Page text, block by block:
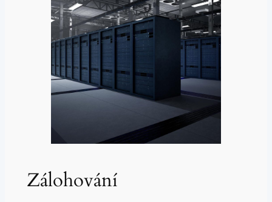
Zálohování